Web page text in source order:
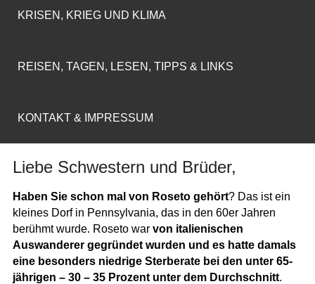
KRISEN, KRIEG UND KLIMA
REISEN, TAGEN, LESEN, TIPPS & LINKS
KONTAKT & IMPRESSUM
Liebe Schwestern und Brüder,
Haben Sie schon mal von Roseto gehört? Das ist ein
kleines Dorf in Pennsylvania, das in den 60er Jahren
berühmt wurde. Roseto war von italienischen
Auswanderer gegründet wurden und es hatte damals
eine besonders niedrige Sterberate bei den unter 65-
jährigen – 30 – 35 Prozent unter dem Durchschnitt.